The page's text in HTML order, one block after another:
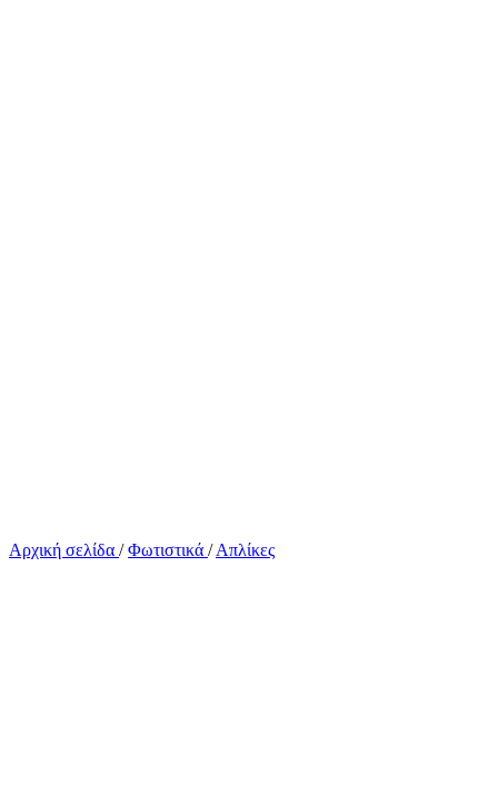
Αρχική σελίδα / Φωτιστικά / Απλίκες